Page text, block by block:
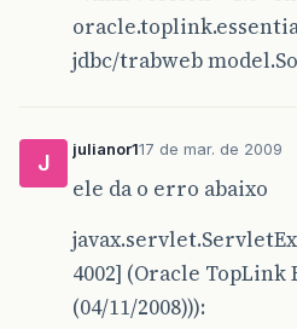
jdbc/trabweb
J
julianor117 de mar. de 2009
ele da o erro abaixo
4002] (Oracle TopLink
(04/11/2008))):